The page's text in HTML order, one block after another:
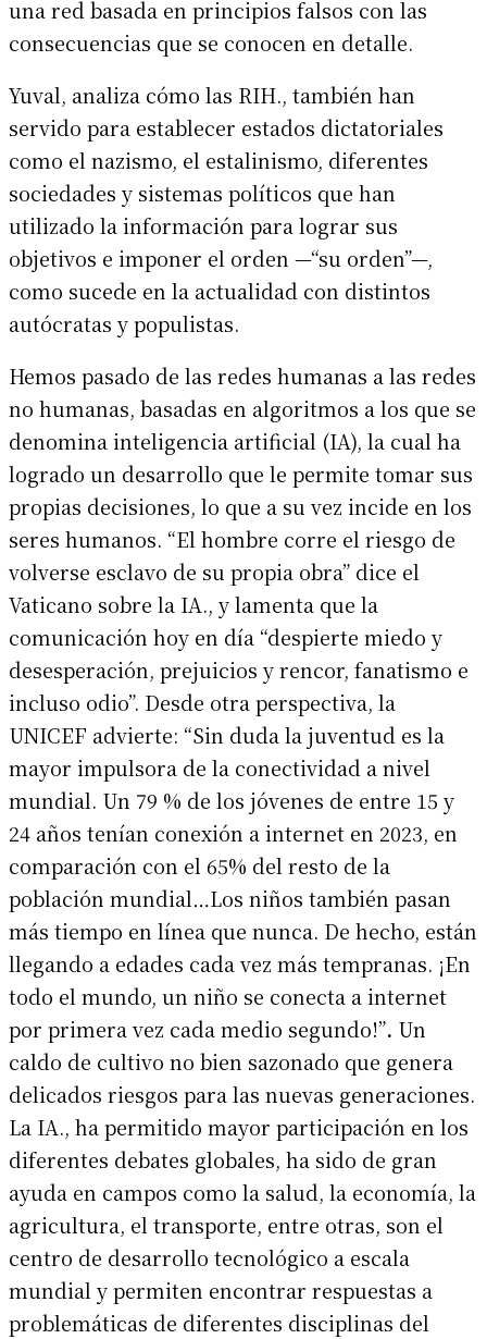
una red basada en principios falsos con las
consecuencias que se conocen en detalle.
Yuval, analiza cómo las RIH., también han
servido para establecer estados dictatoriales
como el nazismo, el estalinismo, diferentes
sociedades y sistemas políticos que han
utilizado la información para lograr sus
objetivos e imponer el orden —“su orden”—,
como sucede en la actualidad con distintos
autócratas y populistas.
Hemos pasado de las redes humanas a las redes
no humanas, basadas en algoritmos a los que se
denomina inteligencia artificial (IA), la cual ha
logrado un desarrollo que le permite tomar sus
propias decisiones, lo que a su vez incide en los
seres humanos. “El hombre corre el riesgo de
volverse esclavo de su propia obra” dice el
Vaticano sobre la IA., y lamenta que la
comunicación hoy en día “despierte miedo y
desesperación, prejuicios y rencor, fanatismo e
incluso odio”. Desde otra perspectiva, la
UNICEF advierte: “Sin duda la juventud es la
mayor impulsora de la conectividad a nivel
mundial. Un 79 % de los jóvenes de entre 15 y
24 años tenían conexión a internet en 2023, en
comparación con el 65% del resto de la
población mundial…Los niños también pasan
más tiempo en línea que nunca. De hecho, están
llegando a edades cada vez más tempranas. ¡En
todo el mundo, un niño se conecta a internet
por primera vez cada medio segundo!”. Un
caldo de cultivo no bien sazonado que genera
delicados riesgos para las nuevas generaciones.
La IA., ha permitido mayor participación en los
diferentes debates globales, ha sido de gran
ayuda en campos como la salud, la economía, la
agricultura, el transporte, entre otras, son el
centro de desarrollo tecnológico a escala
mundial y permiten encontrar respuestas a
problemáticas de diferentes disciplinas del